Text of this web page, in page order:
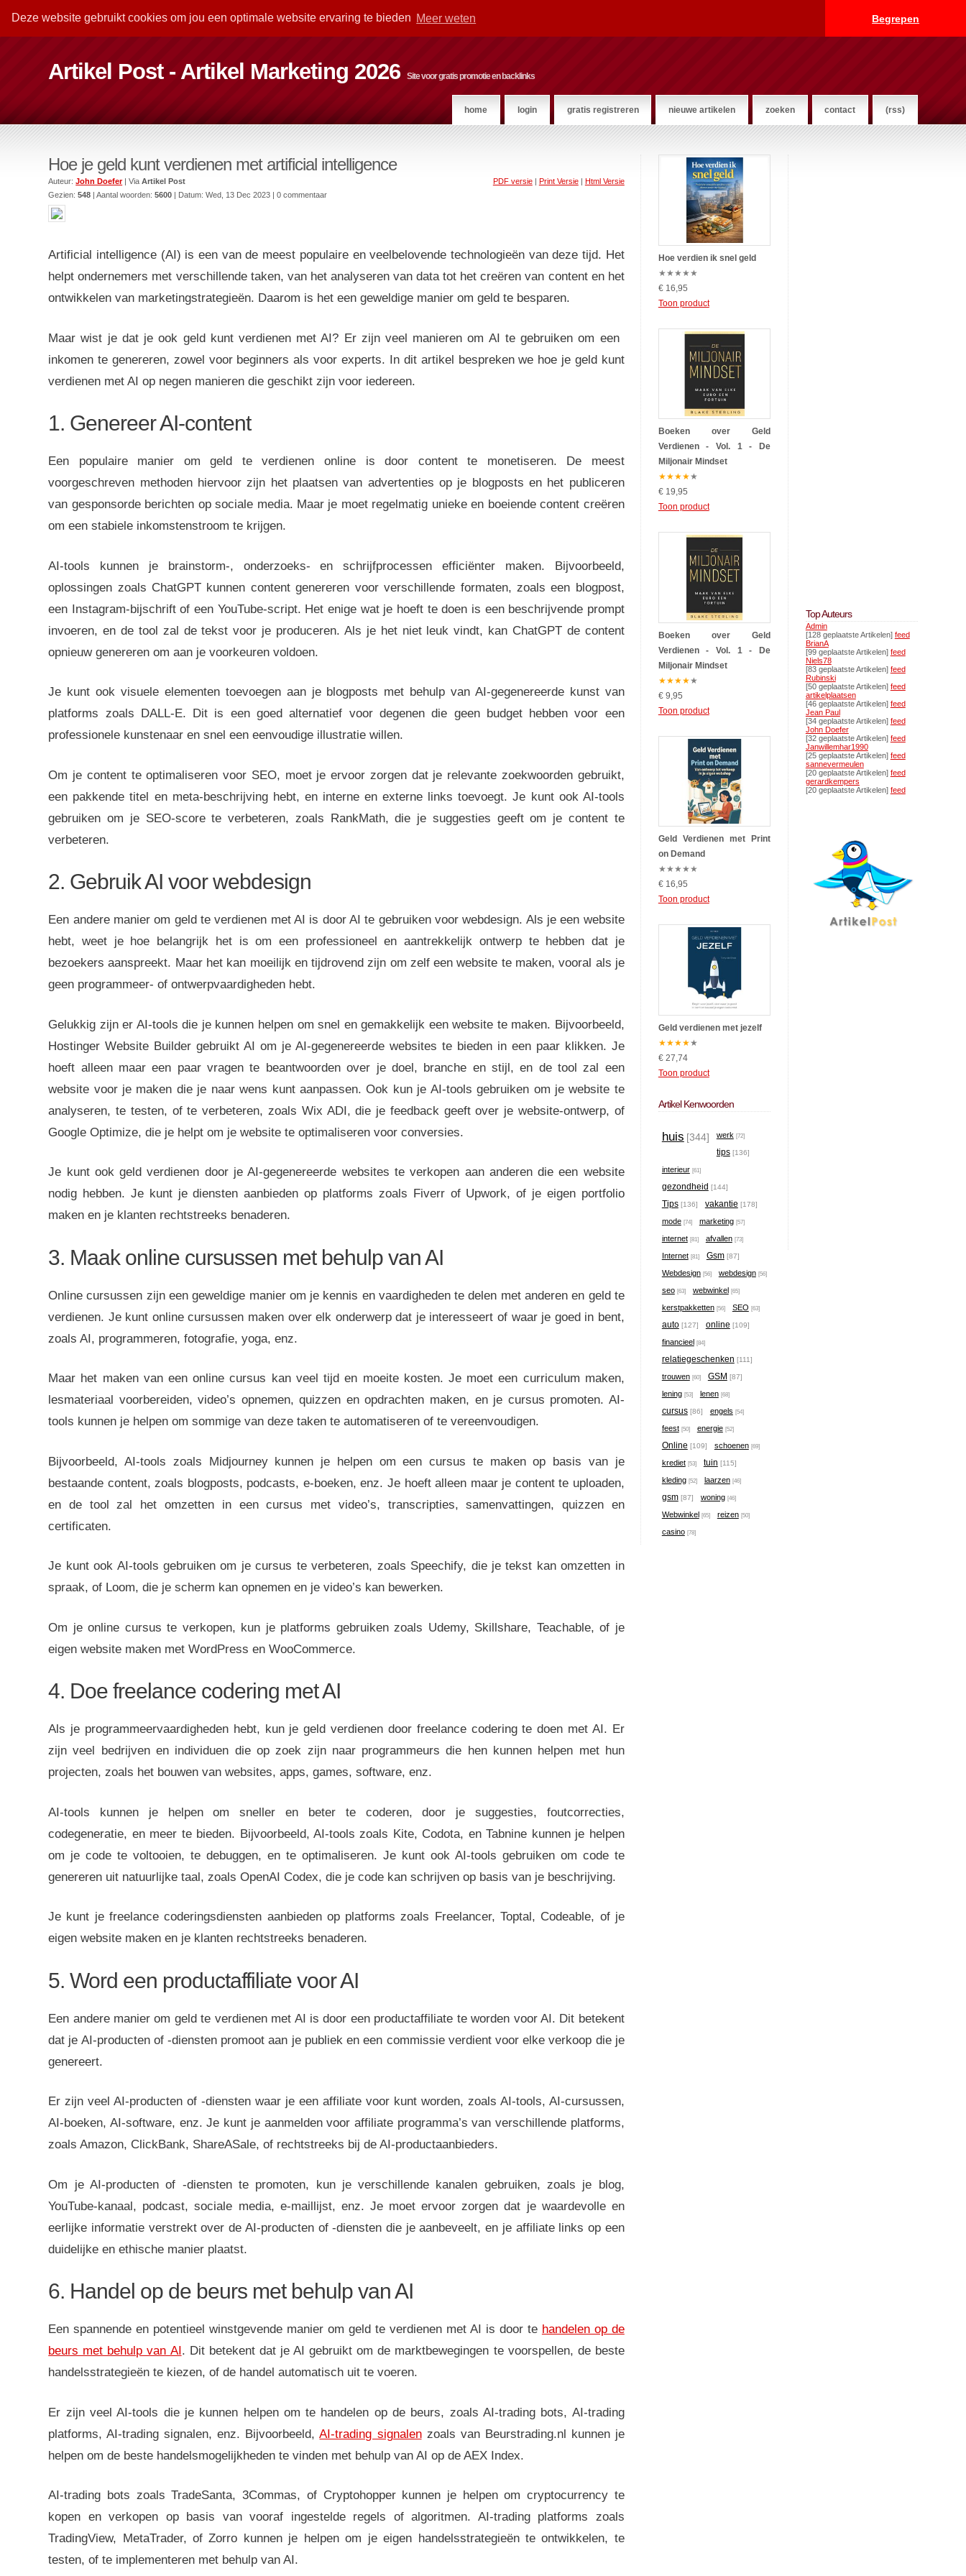
Deze website gebruikt cookies om jou een optimale website ervaring te bieden Meer weten Begrepen
Artikel Post - Artikel Marketing 2026 Site voor gratis promotie en backlinks
home login gratis registreren nieuwe artikelen zoeken contact (rss)
Hoe je geld kunt verdienen met artificial intelligence
PDF versie| Print Versie| Html Versie
Auteur:John Doefer| ViaArtikel Post
Gezien:548 | Aantal woorden:5600 | Datum:Wed, 13 Dec 2023 | 0 commentaar
Artificial intelligence (AI) is een van de meest populaire en veelbelovende technologieën van deze tijd. Het
helpt ondernemers met verschillende taken, van het analyseren van data tot het creëren van content en het
ontwikkelen van marketingstrategieën. Daarom is het een geweldige manier om geld te besparen.
Maar wist je dat je ook geld kunt verdienen met AI? Er zijn veel manieren om AI te gebruiken om een ​​
inkomen te genereren, zowel voor beginners als voor experts. In dit artikel bespreken we hoe je geld kunt
verdienen met AI op negen manieren die geschikt zijn voor iedereen.
1. Genereer AI-content
Een populaire manier om geld te verdienen online is door content te monetiseren. De meest
voorgeschreven methoden hiervoor zijn het plaatsen van advertenties op je blogposts en het publiceren
van gesponsorde berichten op sociale media. Maar je moet regelmatig unieke en boeiende content creëren
om een ​​stabiele inkomstenstroom te krijgen.
AI-tools kunnen je brainstorm-, onderzoeks- en schrijfprocessen efficiënter maken. Bijvoorbeeld,
oplossingen zoals ChatGPT kunnen content genereren voor verschillende formaten, zoals een blogpost,
een Instagram-bijschrift of een YouTube-script. Het enige wat je hoeft te doen is een beschrijvende prompt
invoeren, en de tool zal de tekst voor je produceren. Als je het niet leuk vindt, kan ChatGPT de content
opnieuw genereren om aan je voorkeuren voldoen.
Je kunt ook visuele elementen toevoegen aan je blogposts met behulp van AI-gegenereerde kunst van
platforms zoals DALL-E. Dit is een goed alternatief voor degenen die geen budget hebben voor een
professionele kunstenaar en snel een eenvoudige illustratie willen.
Om je content te optimaliseren voor SEO, moet je ervoor zorgen dat je relevante zoekwoorden gebruikt,
een pakkende titel en meta-beschrijving hebt, en interne en externe links toevoegt. Je kunt ook AI-tools
gebruiken om je SEO-score te verbeteren, zoals RankMath, die je suggesties geeft om je content te
verbeteren.
2. Gebruik AI voor webdesign
Een andere manier om geld te verdienen met AI is door AI te gebruiken voor webdesign. Als je een website
hebt, weet je hoe belangrijk het is om een ​​professioneel en aantrekkelijk ontwerp te hebben dat je
bezoekers aanspreekt. Maar het kan moeilijk en tijdrovend zijn om zelf een website te maken, vooral als je
geen programmeer- of ontwerpvaardigheden hebt.
Gelukkig zijn er AI-tools die je kunnen helpen om snel en gemakkelijk een website te maken. Bijvoorbeeld,
Hostinger Website Builder gebruikt AI om je AI-gegenereerde websites te bieden in een paar klikken. Je
hoeft alleen maar een paar vragen te beantwoorden over je doel, branche en stijl, en de tool zal een
website voor je maken die je naar wens kunt aanpassen. Ook kun je AI-tools gebruiken om je website te
analyseren, te testen, of te verbeteren, zoals Wix ADI, die je feedback geeft over je website-ontwerp, of
Google Optimize, die je helpt om je website te optimaliseren voor conversies.
Je kunt ook geld verdienen door je AI-gegenereerde websites te verkopen aan anderen die een website
nodig hebben. Je kunt je diensten aanbieden op platforms zoals Fiverr of Upwork, of je eigen portfolio
maken en je klanten rechtstreeks benaderen.
3. Maak online cursussen met behulp van AI
Online cursussen zijn een geweldige manier om je kennis en vaardigheden te delen met anderen en geld te
verdienen. Je kunt online cursussen maken over elk onderwerp dat je interesseert of waar je goed in bent,
zoals AI, programmeren, fotografie, yoga, enz.
Maar het maken van een online cursus kan veel tijd en moeite kosten. Je moet een curriculum maken,
lesmateriaal voorbereiden, video’s opnemen, quizzen en opdrachten maken, en je cursus promoten. AI-
tools kunnen je helpen om sommige van deze taken te automatiseren of te vereenvoudigen.
Bijvoorbeeld, AI-tools zoals Midjourney kunnen je helpen om een ​​cursus te maken op basis van je
bestaande content, zoals blogposts, podcasts, e-boeken, enz. Je hoeft alleen maar je content te uploaden,
en de tool zal het omzetten in een cursus met video’s, transcripties, samenvattingen, quizzen en
certificaten.
Je kunt ook AI-tools gebruiken om je cursus te verbeteren, zoals Speechify, die je tekst kan omzetten in
spraak, of Loom, die je scherm kan opnemen en je video’s kan bewerken.
Om je online cursus te verkopen, kun je platforms gebruiken zoals Udemy, Skillshare, Teachable, of je
eigen website maken met WordPress en WooCommerce.
4. Doe freelance codering met AI
Als je programmeervaardigheden hebt, kun je geld verdienen door freelance codering te doen met AI. Er
zijn veel bedrijven en individuen die op zoek zijn naar programmeurs die hen kunnen helpen met hun
projecten, zoals het bouwen van websites, apps, games, software, enz.
AI-tools kunnen je helpen om sneller en beter te coderen, door je suggesties, foutcorrecties,
codegeneratie, en meer te bieden. Bijvoorbeeld, AI-tools zoals Kite, Codota, en Tabnine kunnen je helpen
om je code te voltooien, te debuggen, en te optimaliseren. Je kunt ook AI-tools gebruiken om code te
genereren uit natuurlijke taal, zoals OpenAI Codex, die je code kan schrijven op basis van je beschrijving.
Je kunt je freelance coderingsdiensten aanbieden op platforms zoals Freelancer, Toptal, Codeable, of je
eigen website maken en je klanten rechtstreeks benaderen.
5. Word een productaffiliate voor AI
Een andere manier om geld te verdienen met AI is door een productaffiliate te worden voor AI. Dit betekent
dat je AI-producten of -diensten promoot aan je publiek en een commissie verdient voor elke verkoop die je
genereert.
Er zijn veel AI-producten of -diensten waar je een affiliate voor kunt worden, zoals AI-tools, AI-cursussen,
AI-boeken, AI-software, enz. Je kunt je aanmelden voor affiliate programma’s van verschillende platforms,
zoals Amazon, ClickBank, ShareASale, of rechtstreeks bij de AI-productaanbieders.
Om je AI-producten of -diensten te promoten, kun je verschillende kanalen gebruiken, zoals je blog,
YouTube-kanaal, podcast, sociale media, e-maillijst, enz. Je moet ervoor zorgen dat je waardevolle en
eerlijke informatie verstrekt over de AI-producten of -diensten die je aanbeveelt, en je affiliate links op een
duidelijke en ethische manier plaatst.
6. Handel op de beurs met behulp van AI
Een spannende en potentieel winstgevende manier om geld te verdienen met AI is door te handelen op de
beurs met behulp van AI. Dit betekent dat je AI gebruikt om de marktbewegingen te voorspellen, de beste
handelsstrategieën te kiezen, of de handel automatisch uit te voeren.
Er zijn veel AI-tools die je kunnen helpen om te handelen op de beurs, zoals AI-trading bots, AI-trading
platforms, AI-trading signalen, enz. Bijvoorbeeld,AI-trading signalenzoals van Beurstrading.nl kunnen je
helpen om de beste handelsmogelijkheden te vinden met behulp van AI op de AEX Index.
AI-trading bots zoals TradeSanta, 3Commas, of Cryptohopper kunnen je helpen om cryptocurrency te
kopen en verkopen op basis van vooraf ingestelde regels of algoritmen. AI-trading platforms zoals
TradingView, MetaTrader, of Zorro kunnen je helpen om je eigen handelsstrategieën te ontwikkelen, te
testen, of te implementeren met behulp van AI.
Hoe verdien ik snel geld
★★★★★
€ 16,95
Toon product
Boeken over Geld
Verdienen - Vol. 1 - De
Miljonair Mindset
★★★★★
€ 19,95
Toon product
Boeken over Geld
Verdienen - Vol. 1 - De
Miljonair Mindset
★★★★★
€ 9,95
Toon product
Geld Verdienen met Print
on Demand
★★★★★
€ 16,95
Toon product
Geld verdienen met jezelf
★★★★★
€ 27,74
Toon product
Artikel Kenwoorden
huis [344] werk [72]
tips [136]
interieur [61]
gezondheid [144]
Tips [136] vakantie [178]
mode [74] marketing [57]
internet [81] afvallen [73]
Internet [81] Gsm [87]
Webdesign [56] webdesign [56]
seo [63] webwinkel [65]
kerstpakketten [56] SEO [63]
auto [127] online [109]
financieel [84]
relatiegeschenken [111]
trouwen [60] GSM [87]
lening [53] lenen [68]
cursus [86] engels [54]
feest [50] energie [52]
Online [109] schoenen [69]
krediet [53] tuin [115]
kleding [52] laarzen [46]
gsm [87] woning [46]
Webwinkel [65] reizen [50]
casino [78]
Top Auteurs
Admin
[128 geplaatste Artikelen] feed
BrianA
[99 geplaatste Artikelen] feed
Niels78
[83 geplaatste Artikelen] feed
Rubinski
[50 geplaatste Artikelen] feed
artikelplaatsen
[46 geplaatste Artikelen] feed
Jean Paul
[34 geplaatste Artikelen] feed
John Doefer
[32 geplaatste Artikelen] feed
Janwillemhar1990
[25 geplaatste Artikelen] feed
sannevermeulen
[20 geplaatste Artikelen] feed
gerardkempers
[20 geplaatste Artikelen] feed